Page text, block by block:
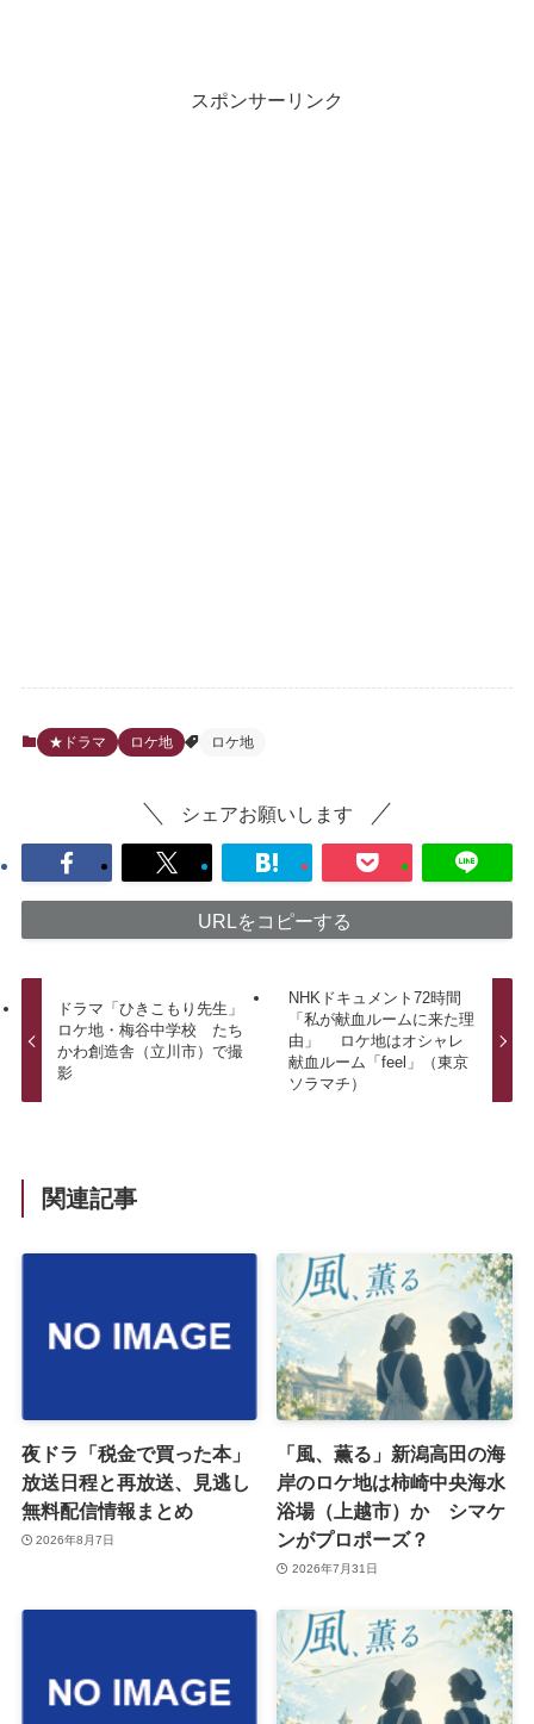
スポンサーリンク
★ドラマ ロケ地 ロケ地
シェアお願いします
URLをコピーする
ドラマ「ひきこもり先生」
ロケ地・梅谷中学校 たち
かわ創造舎（立川市）で撮
影
NHKドキュメント72時間
「私が献血ルームに来た理
由」 ロケ地はオシャレ
献血ルーム「feel」（東京
ソラマチ）
関連記事
夜ドラ「税金で買った本」
放送日程と再放送、見逃し
無料配信情報まとめ
2026年8月7日
「風、薫る」新潟高田の海
岸のロケ地は柿崎中央海水
浴場（上越市）か シマケ
ンがプロポーズ？
2026年7月31日